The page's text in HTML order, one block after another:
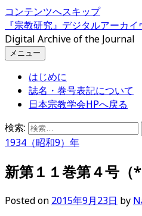
コンテンツへスキップ
『宗教研究』デジタルアーカイ
Digital Archive of the Journal
メニュー
はじめに
誌名・巻号表記について
日本宗教学会HPへ戻る
検索:
1934（昭和9）年
新第１１巻第４号（*
Postedon 2015年9月23日 by